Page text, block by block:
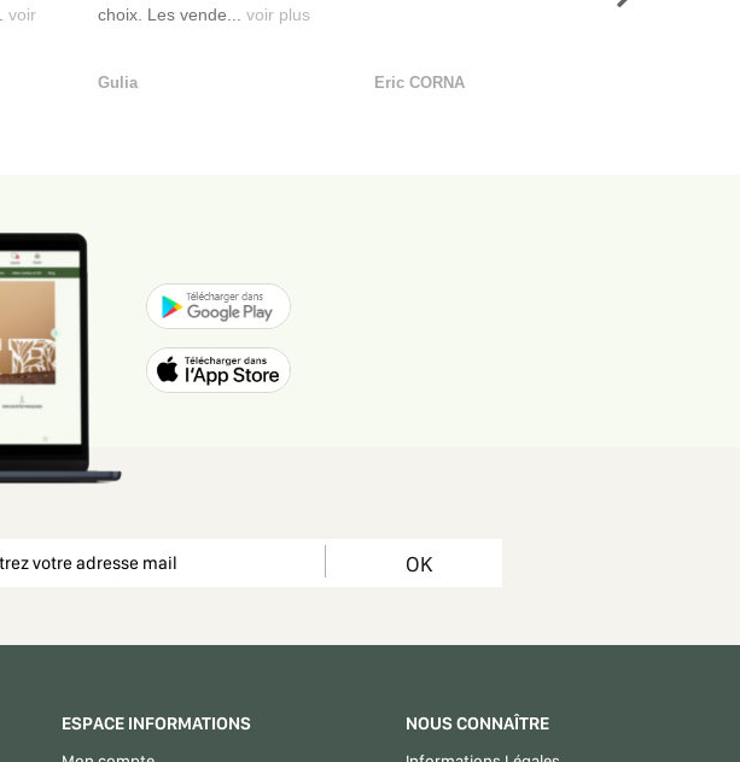
voir
choix. Les vende... voir plus
Gulia Eric CORNA
Suivant
OK
ESPACE INFORMATIONS NOUS CONNAÎTRE